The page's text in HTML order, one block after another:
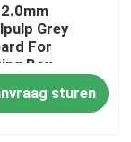
Grey
For
Box
sturen